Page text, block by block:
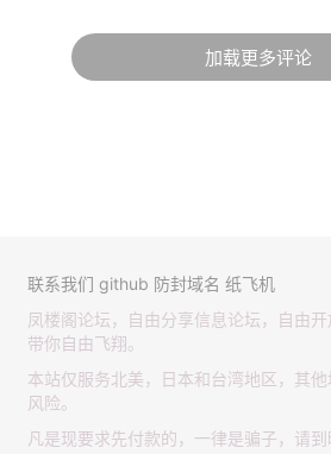
加载更多评论
联系我们 github 防封域名 纸飞机
凤楼阁论坛，自由分享信息论坛，自由
带你自由飞翔。
本站仅服务北美，日本和台湾地区，其
风险。
凡是现要求先付款的，一律是骗子，请到